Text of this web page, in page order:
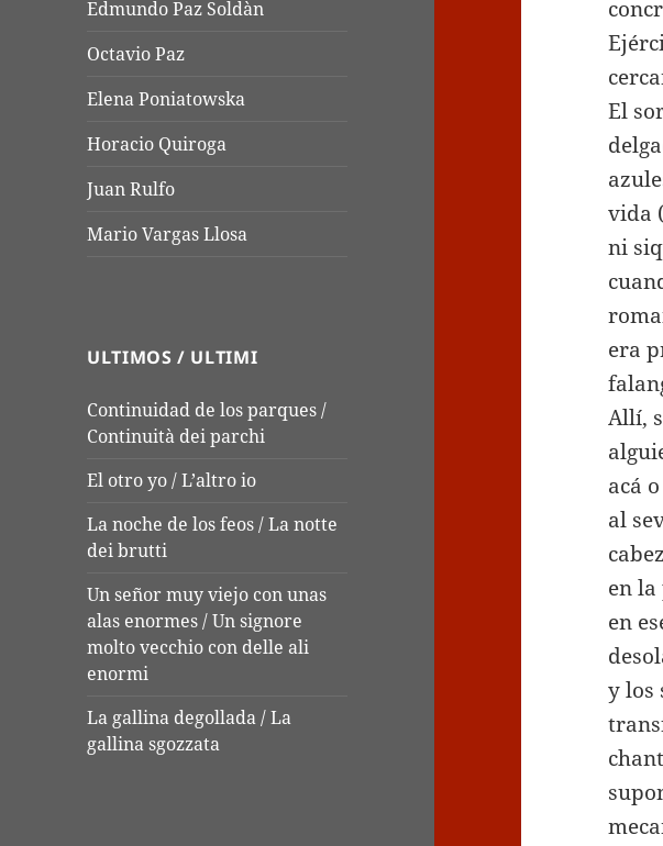
Edmundo Paz Soldàn
Octavio Paz
Elena Poniatowska
Horacio Quiroga
Juan Rulfo
Mario Vargas Llosa
ULTIMOS / ULTIMI
Continuidad de los parques /
Continuità dei parchi
El otro yo / L’altro io
La noche de los feos / La notte
dei brutti
Un señor muy viejo con unas
alas enormes / Un signore
molto vecchio con delle ali
enormi
La gallina degollada / La
gallina sgozzata
El
vida
ni
era
Allí,
acá
al
en la
en
y los